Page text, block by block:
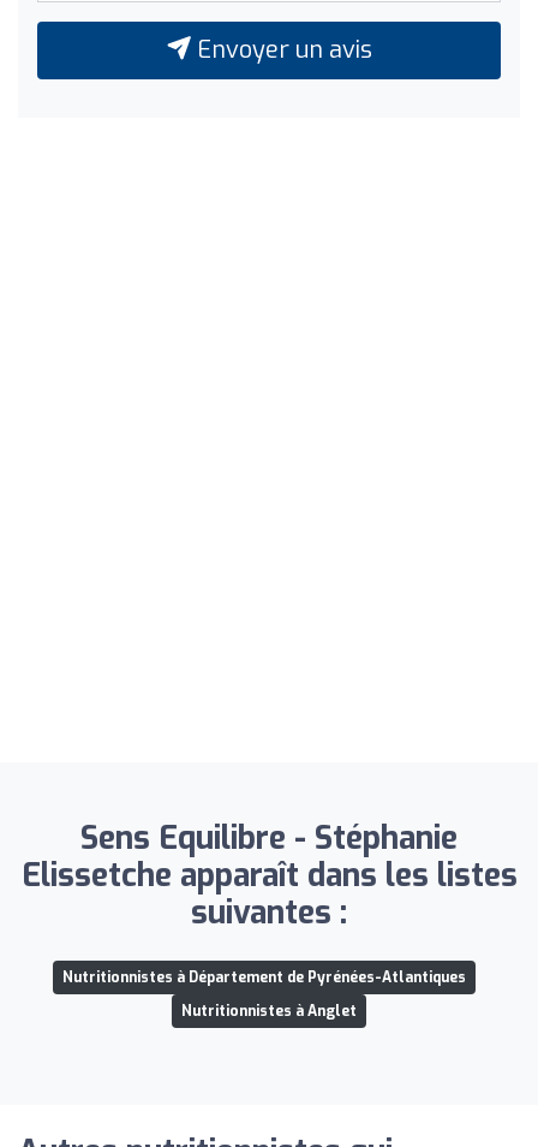
Envoyer un avis
Sens Equilibre - Stéphanie
Elissetche apparaît dans les listes
suivantes :
Nutritionnistes à Département de Pyrénées-Atlantiques
Nutritionnistes à Anglet